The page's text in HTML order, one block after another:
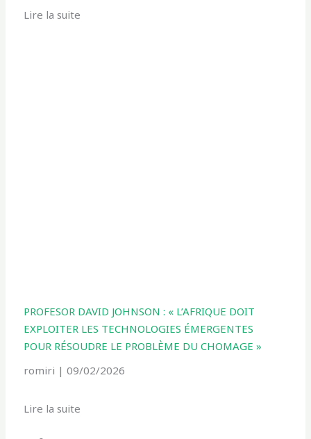
Lire la suite
PROFESOR DAVID JOHNSON : « L’AFRIQUE DOIT
EXPLOITER LES TECHNOLOGIES ÉMERGENTES
POUR RÉSOUDRE LE PROBLÈME DU CHOMAGE »
romiri
09/02/2026
Lire la suite